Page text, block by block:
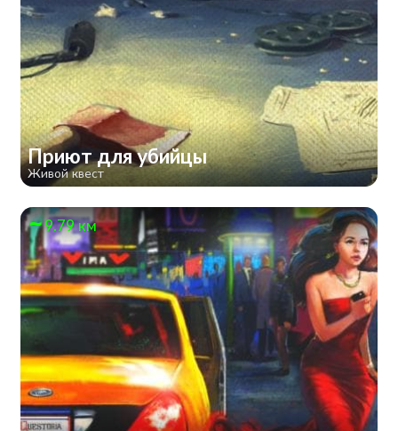
Приют для убийцы
Живой квест
9.79 км